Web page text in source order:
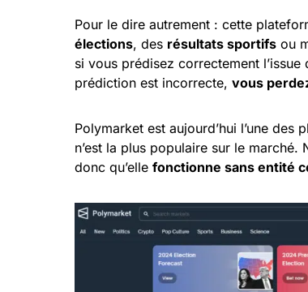
Pour le dire autrement : cette
élections, des résultats sportifs ou
si vous prédisez correctement l’issue
prédiction est incorrecte, vous
Polymarket est aujourd’hui l’une
n’est la plus populaire sur le
donc qu’elle fonctionne sans entité